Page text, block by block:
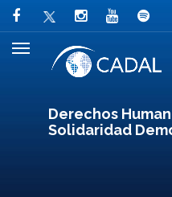
Derechos
Solidaridad